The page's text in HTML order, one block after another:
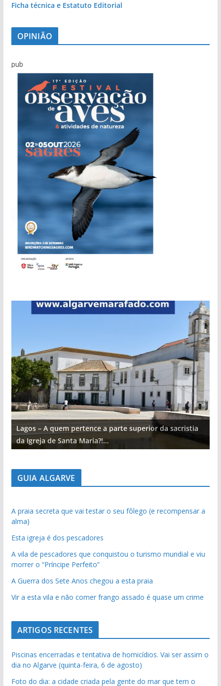
Ficha técnica e Estatuto Editorial
OPINIÃO
pub
Lagos – A quem pertence a parte superior da sacristia
da Igreja de Santa Maria?!…
GUIA ALGARVE
A praia secreta que vai testar o seu fôlego (e recompensar a
alma)
Esta igreja é dos pescadores
A vila de pescadores que conquistou o turismo mundial e viu
morrer o “Príncipe Perfeito”
A Guerra dos Sete Anos chegou a esta praia
Vir a esta vila e não comer frango assado é quase um crime
ARTIGOS RECENTES
Piscinas encerradas e tentativa de homicídios. Vai ser assim o
dia no Algarve (quinta-feira, 6 de agosto)
Foto do dia: a cidade criada pela gente do mar que tem o